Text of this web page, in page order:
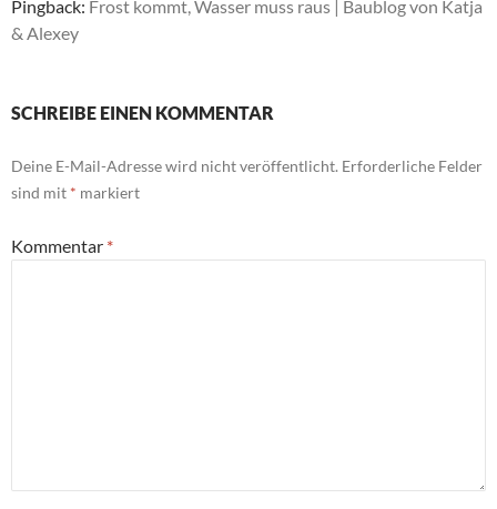
Pingback: Frost kommt, Wasser muss raus | Baublog von Katja
& Alexey
SCHREIBE EINEN KOMMENTAR
Deine E-Mail-Adresse wird nicht veröffentlicht. Erforderliche Felder
sind mit * markiert
Kommentar *